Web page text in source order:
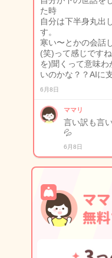
た時
自分は下半身丸出
す。
寒い〜とかの会話
(笑)って感じです
を)聞くって意味
いのかな？？AIに
6月8日
ママリ
言い訳も言
💦
6月8日